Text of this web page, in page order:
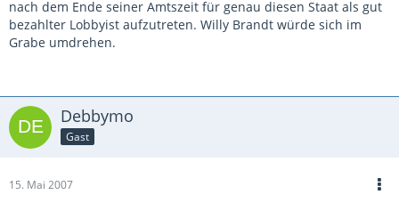
nach dem Ende seiner Amtszeit für genau diesen Staat als gut
bezahlter Lobbyist aufzutreten. Willy Brandt würde sich im
Grabe umdrehen.
Debbymo
Gast
15. Mai 2007